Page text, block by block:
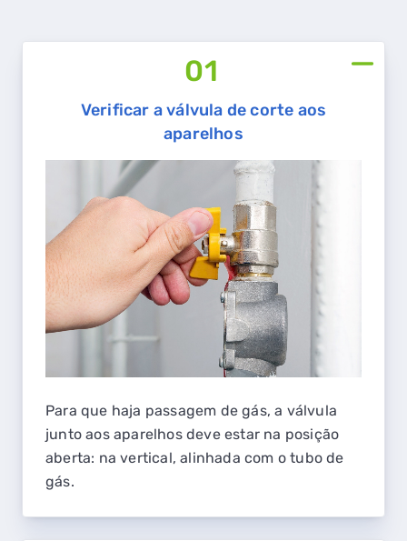
01
Verificar a válvula de corte aos
aparelhos
Para que haja passagem de gás, a válvula
junto aos aparelhos deve estar na posição
aberta: na vertical, alinhada com o tubo de
gás.